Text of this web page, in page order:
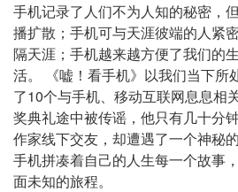
手机记录了人们不为人知的秘密，
播扩散；手机可与天涯彼端的人紧
隔天涯；手机越来越方便了我们的
活。 《嘘！看手机》以我们当下所
了10个与手机、移动互联网息息相
奖典礼途中被传谣，他只有几十分
作家线下交友，却遭遇了一个神秘
手机拼凑着自己的人生每一个故事
面未知的旅程。